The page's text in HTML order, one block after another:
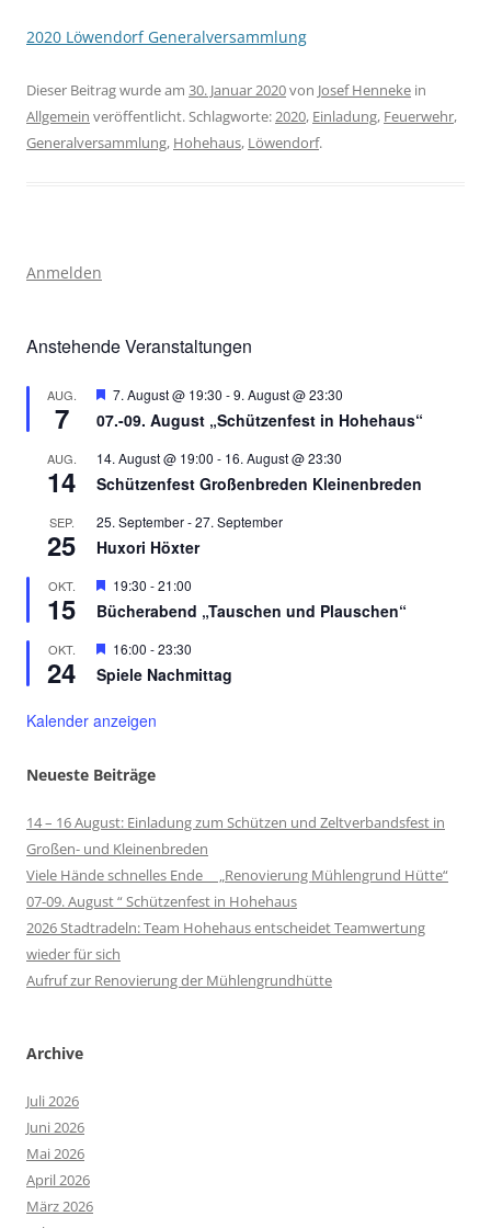
2020 Löwendorf Generalversammlung
Dieser Beitrag wurde am 30. Januar 2020von Josef Henneke in
Allgemein veröffentlicht. Schlagworte:2020, Einladung, Feuerwehr,
Generalversammlung, Hohehaus, Löwendorf.
Anmelden
Anstehende Veranstaltungen
AUG.
7
Hervorgehoben
7. August @ 19:30 -9. August @ 23:30
07.-09. August „Schützenfest in Hohehaus“
AUG.
14
14. August @ 19:00 - 16. August @ 23:30
Schützenfest Großenbreden Kleinenbreden
SEP.
25
25. September-27. September
Huxori Höxter
OKT.
15
Hervorgehoben
19:30 -21:00
Bücherabend „Tauschen und Plauschen“
OKT.
24
Hervorgehoben
16:00 -23:30
Spiele Nachmittag
Kalender anzeigen
Neueste Beiträge
14 – 16 August: Einladung zum Schützen und Zeltverbandsfest in
Großen- und Kleinenbreden
Viele Hände schnelles Ende „Renovierung Mühlengrund Hütte“
07-09. August “ Schützenfest in Hohehaus
2026 Stadtradeln: Team Hohehaus entscheidet Teamwertung
wieder für sich
Aufruf zur Renovierung der Mühlengrundhütte
Archive
Juli 2026
Juni 2026
Mai 2026
April 2026
März 2026